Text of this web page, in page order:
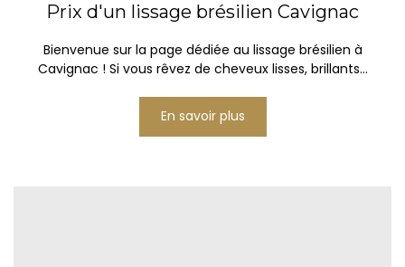
Prix d'un lissage brésilien Cavignac
Bienvenue sur la page dédiée au lissage brésilien à
Cavignac ! Si vous rêvez de cheveux lisses, brillants...
En savoir plus